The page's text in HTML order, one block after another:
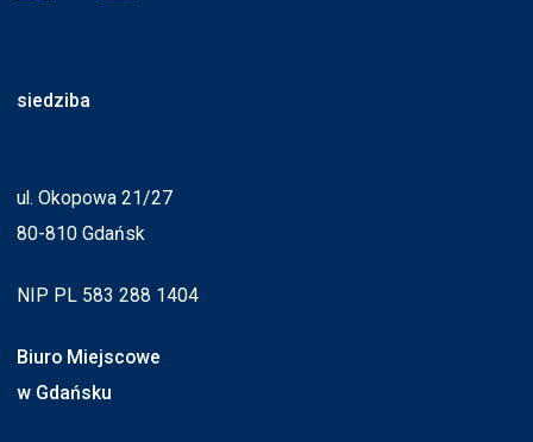
siedziba
ul. Okopowa 21/27
80-810 Gdańsk
NIP PL 583 288 1404
Biuro Miejscowe
w Gdańsku